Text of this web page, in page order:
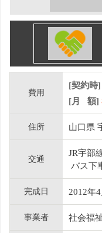
費用
[契約時]
[月 額]
住所 山口県
交通
JR宇部
バス下
完成日 2012年4
事業者 社会福